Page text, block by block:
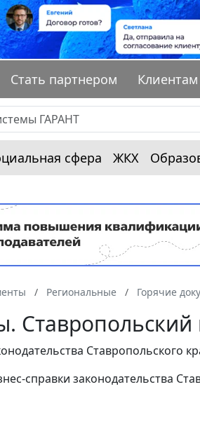
Стать партнером Клиентам
сфера ЖКХ
Региональные Горячие
Ставропольского
справки законодательства